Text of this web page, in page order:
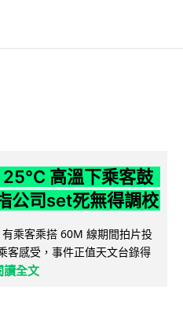
高溫下乘客鼓
公司set死無得調校
乘客乘搭 60M 線期間拍片投
客感受，事件正值天文台錄得
讀全文